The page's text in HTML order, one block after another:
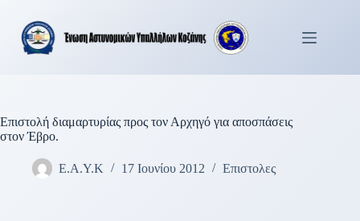
περιεχόμενο
Επιστολή διαμαρτυρίας προς τον Αρχηγό για αποσπάσεις
στον Έβρο.
Ε.Α.Υ.Κ 17 Ιουνίου 2012 Επιστολες